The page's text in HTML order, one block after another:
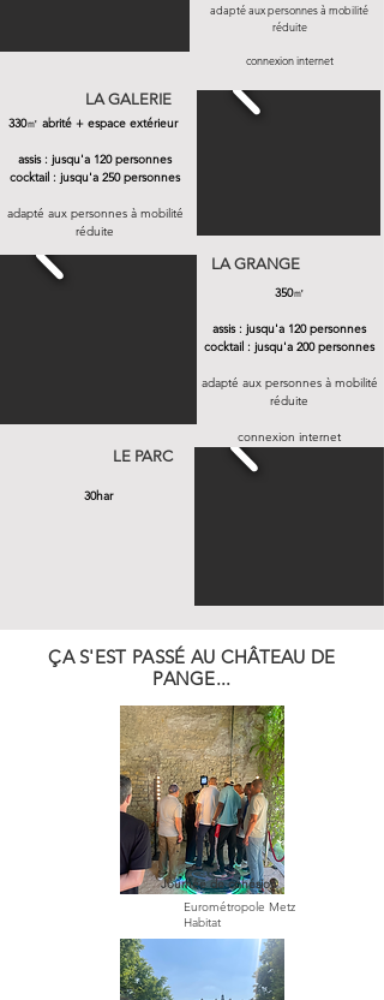
adapté aux personnes à mobilité
réduite​
connexion internet​
LA GALERIE
330㎡ abrité + espace extérieur
assis : jusqu'a 120 personnes​​
cocktail : jusqu'a 250 personnes
adapté aux personnes à mobilité
réduite​​
350㎡
assis : jusqu'a 120 personnes​​
cocktail : jusqu'a 200 personnes
adapté aux personnes à mobilité
réduite​​
connexion internet​
LA GRANGE
LE PARC
30har
ÇA S'EST PASSÉ AU CHÂTEAU DE
PANGE...
Journée de cohésion
Eurométropole Metz
Habitat